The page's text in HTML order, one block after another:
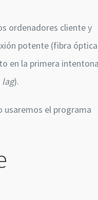
ordenadores cliente y
potente (fibra
en la primera intentona
lag).
usaremos el programa